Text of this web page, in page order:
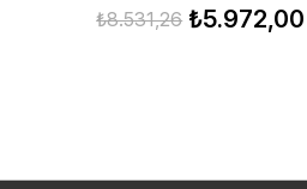
₺5.972,00
₺8.531,26